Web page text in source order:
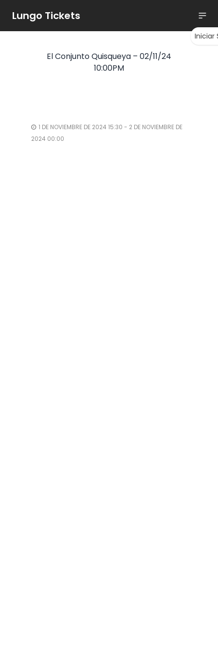
Lungo Tickets
Iniciar
El Conjunto Quisqueya – 02/11/24
10:00PM
1 DE NOVIEMBRE DE 2024 15:30 - 2 DE NOVIEMBRE DE
2024 00:00